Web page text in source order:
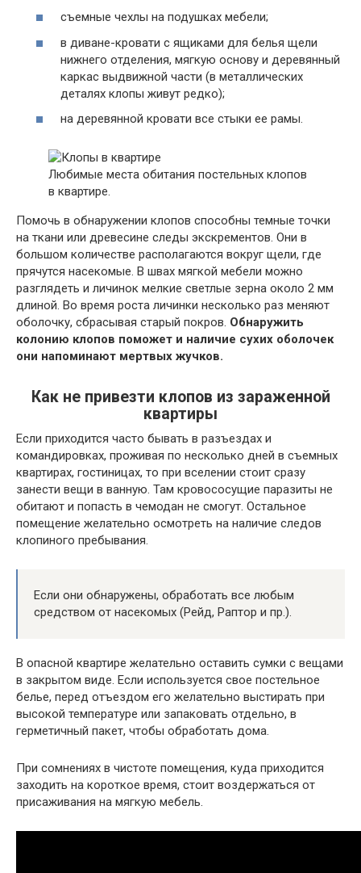
съемные чехлы на подушках мебели;
в диване-кровати с ящиками для белья щели
нижнего отделения, мягкую основу и деревянный
каркас выдвижной части (в металлических
деталях клопы живут редко);
на деревянной кровати все стыки ее рамы.
Любимые места обитания постельных клопов
в квартире.
Помочь в обнаружении клопов способны темные точки
на ткани или древесине следы экскрементов. Они в
большом количестве располагаются вокруг щели, где
прячутся насекомые. В швах мягкой мебели можно
разглядеть и личинок мелкие светлые зерна около 2 мм
длиной. Во время роста личинки несколько раз меняют
оболочку, сбрасывая старый покров. Обнаружить
колонию клопов поможет и наличие сухих оболочек
они напоминают мертвых жучков.
Как не привезти клопов из зараженной
квартиры
Если приходится часто бывать в разъездах и
командировках, проживая по несколько дней в съемных
квартирах, гостиницах, то при вселении стоит сразу
занести вещи в ванную. Там кровососущие паразиты не
обитают и попасть в чемодан не смогут. Остальное
помещение желательно осмотреть на наличие следов
клопиного пребывания.
Если они обнаружены, обработать все любым
средством от насекомых (Рейд, Раптор и пр.).
В опасной квартире желательно оставить сумки с вещами
в закрытом виде. Если используется свое постельное
белье, перед отъездом его желательно выстирать при
высокой температуре или запаковать отдельно, в
герметичный пакет, чтобы обработать дома.
При сомнениях в чистоте помещения, куда приходится
заходить на короткое время, стоит воздержаться от
присаживания на мягкую мебель.